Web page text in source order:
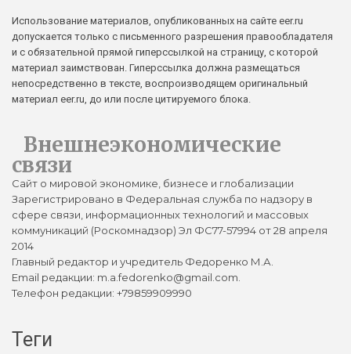
Использование материалов, опубликованных на сайте eer.ru
допускается только с письменного разрешения правообладателя
и с обязательной прямой гиперссылкой на страницу, с которой
материал заимствован. Гиперссылка должна размещаться
непосредственно в тексте, воспроизводящем оригинальный
материал eer.ru, до или после цитируемого блока.
Внешнеэкономические
связи
Сайт о мировой экономике, бизнесе и глобализации
Зарегистрировано в Федеральная служба по надзору в
сфере связи, информационных технологий и массовых
коммуникаций (Роскомнадзор) Эл ФС77-57994 от 28 апреля
2014
Главный редактор и учредитель Федоренко М.А.
Email редакции: m.a.fedorenko@gmail.com.
Телефон редакции: +79859909990
Теги